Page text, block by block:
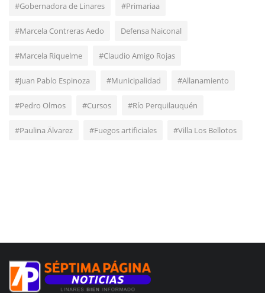
#Gobernadora de Linares #Primariaa
#Marcela Contreras Aedo Defensa Naiconal
#Marcela Riquelme #Claudio Amigo Rojas
#Juan Pablo Espinoza #Municipalidad #Allanamiento
#Pedro Olmos #Cursos #Río Perquilauquén
#Paulina Älvarez #Fuegos artificiales #Villa Los Bellotos